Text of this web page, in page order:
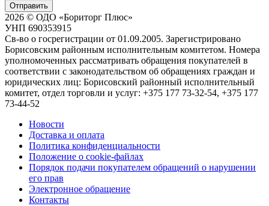
Отправить
2026 © ОДО «Бориторг Плюс»
УНП 690353915
Св-во о госрегистрации от 01.09.2005. Зарегистрировано
Борисовским районным исполнительным комитетом. Номера
уполномоченных рассматривать обращения покупателей в
соответствии с законодательством об обращениях граждан и
юридических лиц: Борисовский районный исполнительный
комитет, отдел торговли и услуг: +375 177 73-32-54, +375 177
73-44-52
Новости
Доставка и оплата
Политика конфиденциальности
Положение о cookie-файлах
Порядок подачи покупателем обращений о нарушении
его прав
Электронное обращение
Контакты